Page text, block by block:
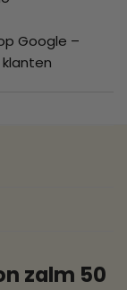
Google –
zalm 50